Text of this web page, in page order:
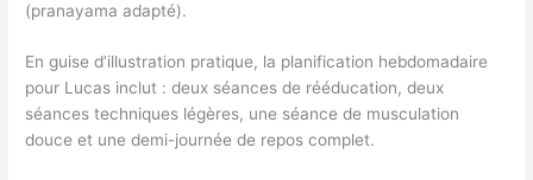
(pranayama adapté).
En guise d’illustration pratique, la planification hebdomadaire
pour Lucas inclut : deux séances de rééducation, deux
séances techniques légères, une séance de musculation
douce et une demi-journée de repos complet.